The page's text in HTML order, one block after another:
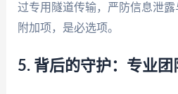
过专用隧道传输，严防信息泄
附加项，是必选项。
5. 背后的守护：专业团